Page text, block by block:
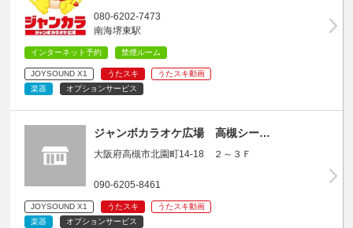
080-6202-7473
南海堺東駅
インターネット予約 禁煙ルーム
JOYSOUND X1 うたスキ
うたスキ動画
楽器
オプションサービス
ジャンボカラオケ広場 高槻シー…
大阪府高槻市北園町14-18 ２～３Ｆ
090-6205-8461
JOYSOUND X1 うたスキ
うたスキ動画
楽器
オプションサービス